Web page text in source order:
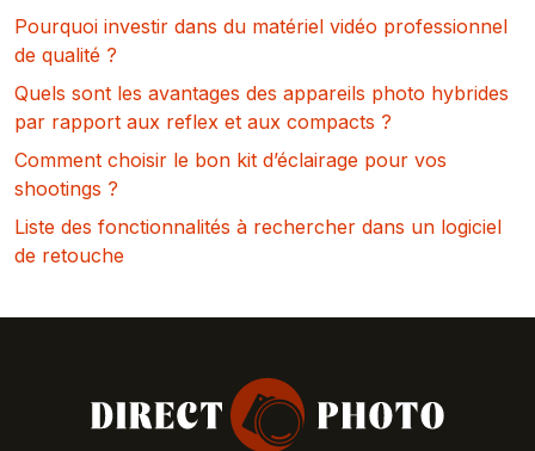
Pourquoi investir dans du matériel vidéo professionnel
de qualité ?
Quels sont les avantages des appareils photo hybrides
par rapport aux reflex et aux compacts ?
Comment choisir le bon kit d’éclairage pour vos
shootings ?
Liste des fonctionnalités à rechercher dans un logiciel
de retouche